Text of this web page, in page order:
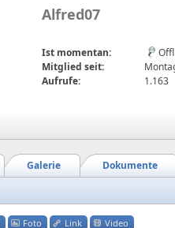
Alfred07
Ist momentan:
Mitglied seit:
Aufrufe:
1.163
Dokumente
Galerie
Foto Link Video